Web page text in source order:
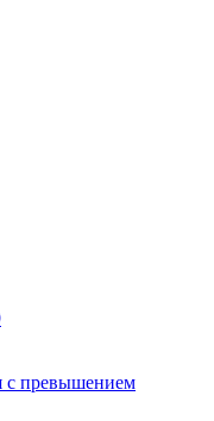
с превышением